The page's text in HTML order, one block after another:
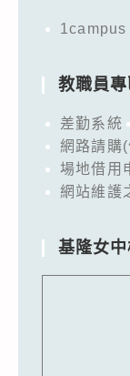
1campus
教職員專
差勤系統
網路請購
場地借用
網站維護
基隆女